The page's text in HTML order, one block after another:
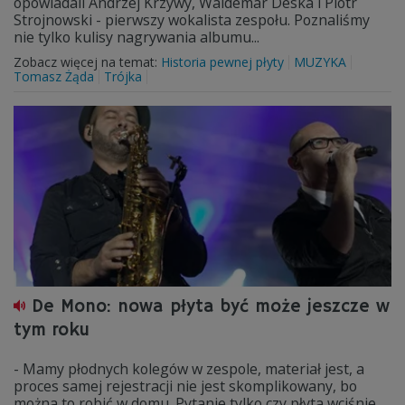
Strojnowski - pierwszy wokalista zespołu. Poznaliśmy
nie tylko kulisy nagrywania albumu...
Zobacz więcej na temat: Historia pewnej płyty
MUZYKA
Tomasz Żąda
Trójka
De Mono: nowa płyta być może jeszcze w
tym roku
- Mamy płodnych kolegów w zespole, materiał jest, a
proces samej rejestracji nie jest skomplikowany, bo